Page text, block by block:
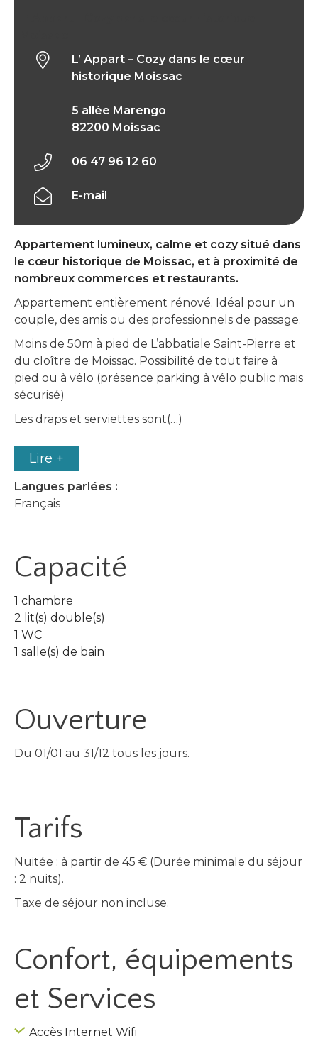
Appartement lumineux, calme et cozy situé dans
le cœur historique de Moissac, et à proximité de
nombreux commerces et restaurants.
Appartement entièrement rénové. Idéal pour un
couple, des amis ou des professionnels de passage.
Moins de 50m à pied de L’abbatiale Saint-Pierre et
du cloître de Moissac. Possibilité de tout faire à
pied ou à vélo (présence parking à vélo public mais
sécurisé)
Les draps et serviettes sont(…)
Lire +
Langues parlées :
Français
Capacité
1 chambre
2 lit(s) double(s)
1 WC
1 salle(s) de bain
Ouverture
Du 01/01 au 31/12 tous les jours.
Tarifs
Nuitée : à partir de 45 € (Durée minimale du séjour
: 2 nuits).
Taxe de séjour non incluse.
Confort, équipements
et Services
Accès Internet Wifi
L’ Appart – Cozy dans le cœur
historique Moissac
5 allée Marengo
82200 Moissac
06 47 96 12 60
E-mail